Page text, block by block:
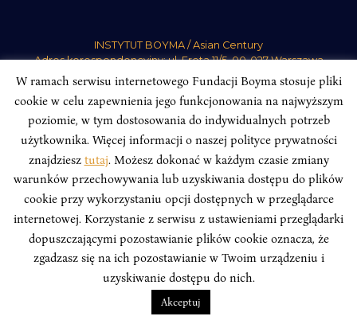
INSTYTUT BOYMA / Asian Century
Adres korespondencyjny: ul. Freta 11/5, 00-027 Warszawa
Odwiedź nas w mediach społecznościowych:
INSTYTUT BOYMA. WSZELKIE PRAWA ZASTRZEŻONE.Polityka
Prywatności Serwisu Polityka Prywatności Fundacji
design Beata Świerczyńska Alan Głodek
W ramach serwisu internetowego Fundacji Boyma stosuje pliki
cookie w celu zapewnienia jego funkcjonowania na najwyższym
poziomie, w tym dostosowania do indywidualnych potrzeb
użytkownika. Więcej informacji o naszej polityce prywatności
znajdziesz tutaj. Możesz dokonać w każdym czasie zmiany
warunków przechowywania lub uzyskiwania dostępu do plików
cookie przy wykorzystaniu opcji dostępnych w przeglądarce
internetowej. Korzystanie z serwisu z ustawieniami przeglądarki
dopuszczającymi pozostawianie plików cookie oznacza, że
zgadzasz się na ich pozostawianie w Twoim urządzeniu i
uzyskiwanie dostępu do nich.
Akceptuj